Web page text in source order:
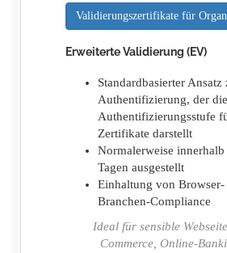
Validierungszertifikate für
Erweiterte Validierung (EV)
Standardbasierter Ansatz
Authentifizierung, der
Authentifizierungsstufe
Zertifikate darstellt
Normalerweise
Tagen ausgestellt
Einhaltung von Browser-
Branchen-Compliance
Ideal für sensible
Commerce, Online-